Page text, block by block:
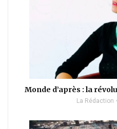
Monde d’après : la
La Rédaction